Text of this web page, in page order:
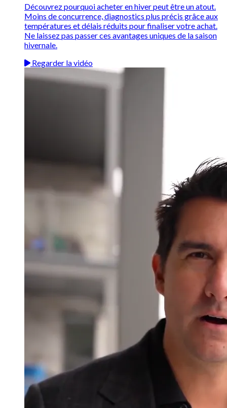
Découvrez pourquoi acheter en hiver peut être un atout.
Moins de concurrence, diagnostics plus précis grâce aux
températures et délais réduits pour finaliser votre achat.
Ne laissez pas passer ces avantages uniques de la saison
hivernale.
Regarder la vidéo